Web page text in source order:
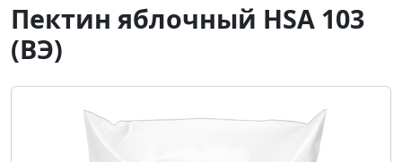
Пектин яблочный HSA 103
(ВЭ)